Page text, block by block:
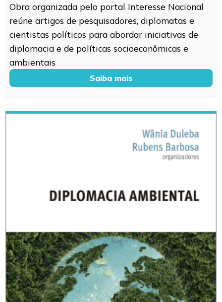
Obra organizada pelo portal Interesse Nacional
reúne artigos de pesquisadores, diplomatas e
cientistas políticos para abordar iniciativas de
diplomacia e de políticas socioeconômicas e
ambientais
Saiba mais